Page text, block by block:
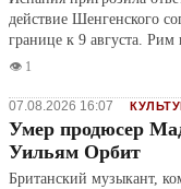
действие Шенгенского
границе к 9 августа. Рим
👁️ 1
07.08.2026 16:07
Умер продюсер
Уильям Орбит
Британский музыкант,